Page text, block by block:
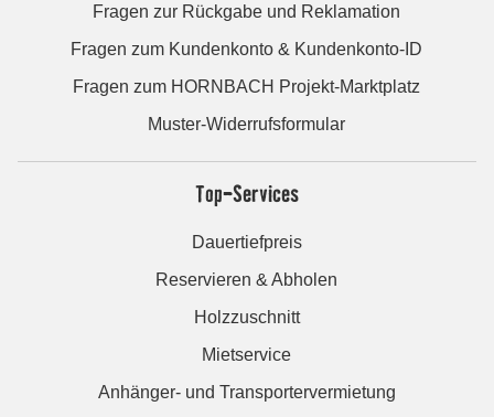
Fragen zur Rückgabe und Reklamation
Fragen zum Kundenkonto & Kundenkonto-ID
Fragen zum HORNBACH Projekt-Marktplatz
Muster-Widerrufsformular
Top-Services
Dauertiefpreis
Reservieren & Abholen
Holzzuschnitt
Mietservice
Anhänger- und Transportervermietung